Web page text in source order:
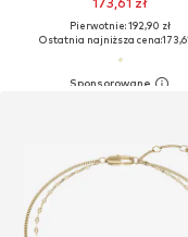
Pierwotnie: 192,90 zł
Ostatnia najniższa cena: